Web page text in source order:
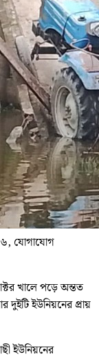
৬, যোগাযোগ
খালে পড়ে অন্তত
ইউনিয়নের প্রায়
ইউনিয়নের